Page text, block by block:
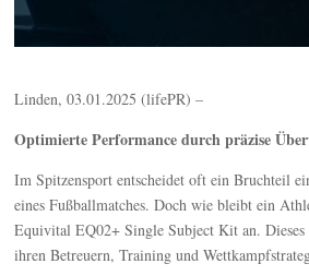
Linden, 03.01.2025 (lifePR) –
Optimierte Performance durch präzise
Im Spitzensport entscheidet oft ein Bruchteil
eines Fußballmatches. Doch wie bleibt ein
Equivital EQ02+ Single Subject Kit an.
ihren Betreuern, Training und